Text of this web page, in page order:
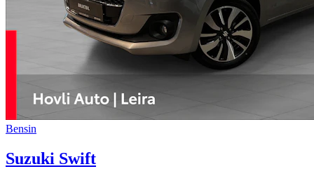
Bensin
Suzuki Swift